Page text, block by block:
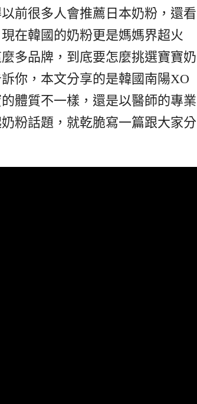
前很多人會推薦日本奶粉，還看
在韓國的奶粉更是媽媽界超火
多品牌，到底要怎麼挑選寶寶奶
你，本文分享的是韓國南陽XO
體質不一樣，還是以醫師的專業
粉話題，就乾脆寫一篇跟大家分